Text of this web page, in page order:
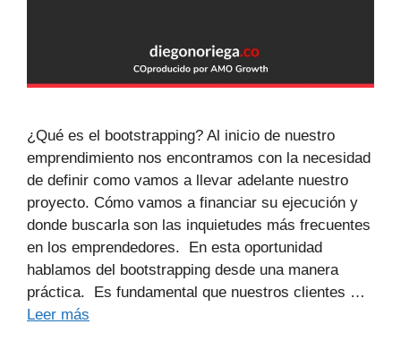
¿Qué es el bootstrapping? Al inicio de nuestro
emprendimiento nos encontramos con la necesidad
de definir como vamos a llevar adelante nuestro
proyecto. Cómo vamos a financiar su ejecución y
donde buscarla son las inquietudes más frecuentes
en los emprendedores. En esta oportunidad
hablamos del bootstrapping desde una manera
práctica. Es fundamental que nuestros clientes …
Leer más